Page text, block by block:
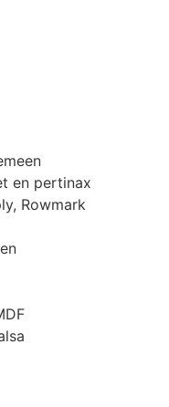
en pertinax
Rowmark